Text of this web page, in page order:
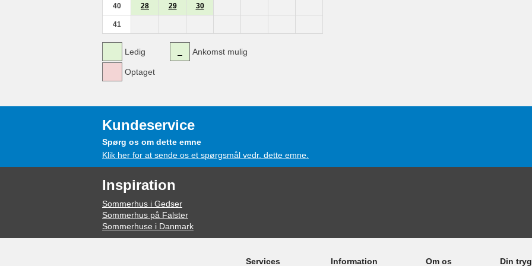
40 28 29 30
41
Ledig
Optaget
Ankomst mulig
Kundeservice
Spørg os om dette emne
Klik her for at sende os et spørgsmål vedr. dette emne.
Inspiration
Sommerhus i Gedser
Sommerhus på Falster
Sommerhuse i Danmark
Services Information Om os Din